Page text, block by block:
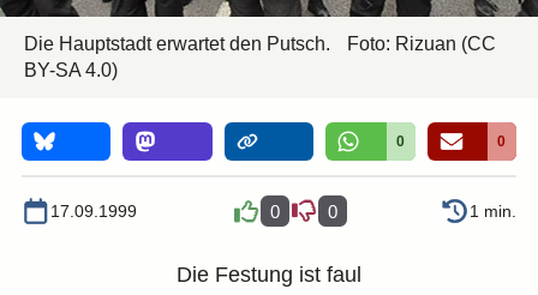
Die Hauptstadt erwartet den Putsch. Foto: Rizuan (CC
BY-SA 4.0)
0 0
17.09.1999 0 0 1 min.
Die Festung ist faul